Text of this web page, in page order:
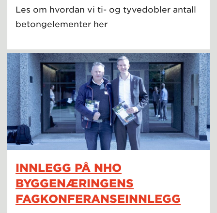
Les om hvordan vi ti- og tyvedobler antall
betongelementer her
INNLEGG PÅ NHO
BYGGENÆRINGENS
FAGKONFERANSEINNLEGG